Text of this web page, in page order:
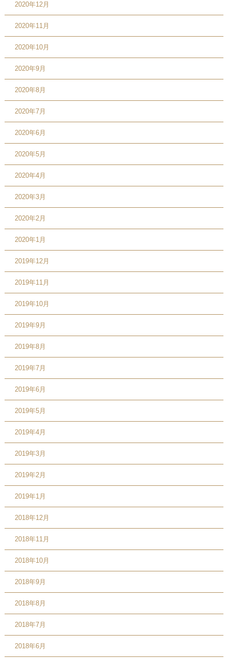
2020年12月
2020年11月
2020年10月
2020年9月
2020年8月
2020年7月
2020年6月
2020年5月
2020年4月
2020年3月
2020年2月
2020年1月
2019年12月
2019年11月
2019年10月
2019年9月
2019年8月
2019年7月
2019年6月
2019年5月
2019年4月
2019年3月
2019年2月
2019年1月
2018年12月
2018年11月
2018年10月
2018年9月
2018年8月
2018年7月
2018年6月